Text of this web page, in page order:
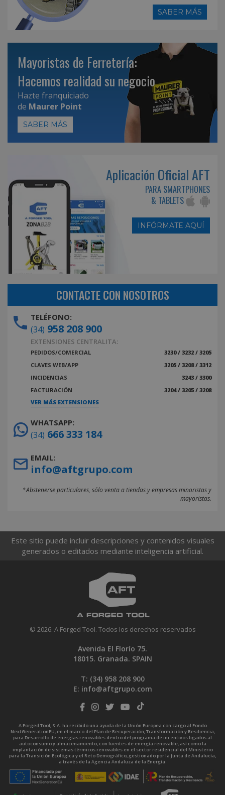
SABER MÁS
Mayoristas de Ferretería:
Hacemos realidad su negocio
Hazte franquiciado
de Maurer Point
SABER MÁS
Aplicación Oficial AFT
PARA SMARTPHONES
& TABLETS
INFÓRMATE AQUÍ
CONTACTE CON NOSOTROS
TELÉFONO:
(34) 958 208 900
EXTENSIONES CENTRALITA:
PEDIDOS/COMERCIAL
3230 / 3232 / 3205
CLAVES WEB/APP
3205 / 3208 / 3312
INCIDENCIAS
3243 / 3300
FACTURACIÓN
3204 / 3205 / 3208
VER MÁS EXTENSIONES
WHATSAPP:
(34) 666 333 184
EMAIL:
info@aftgrupo.com
*Abstenerse particulares, sólo venta a tiendas y empresas minoristas y
mayoristas.
Este sitio puede incluir descripciones y contenidos visuales
generados o editados mediante inteligencia artificial.
© 2026. A Forged Tool. Todos los derechos reservados
Avenida El Florío 75.
18015. Granada. SPAIN
T: (34) 958 208 900
E: info@aftgrupo.com
A Forged Tool, S.A. ha recibido una ayuda de la Unión Europea con cargo al Fondo
NextGenerationEU, en el marco del Plan de Recuperación, Transformación y Resiliencia,
para Desarrollo de energías renovables dentro del programa de incentivos ligados al
autoconsumo y almacenamiento, con fuentes de energía renovable, así como la
implantación de sistemas térmicos renovables en el sector residencial del Ministerio
para la Transición Ecológica y el Reto Demográfico, gestionado por la Junta de Andalucía,
a través de la Agencia Andaluza de la Energía.